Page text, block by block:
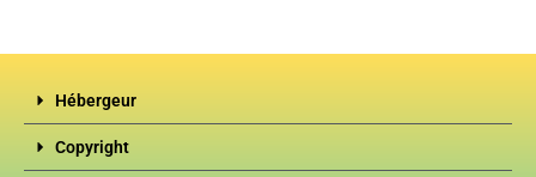
Hébergeur
Copyright